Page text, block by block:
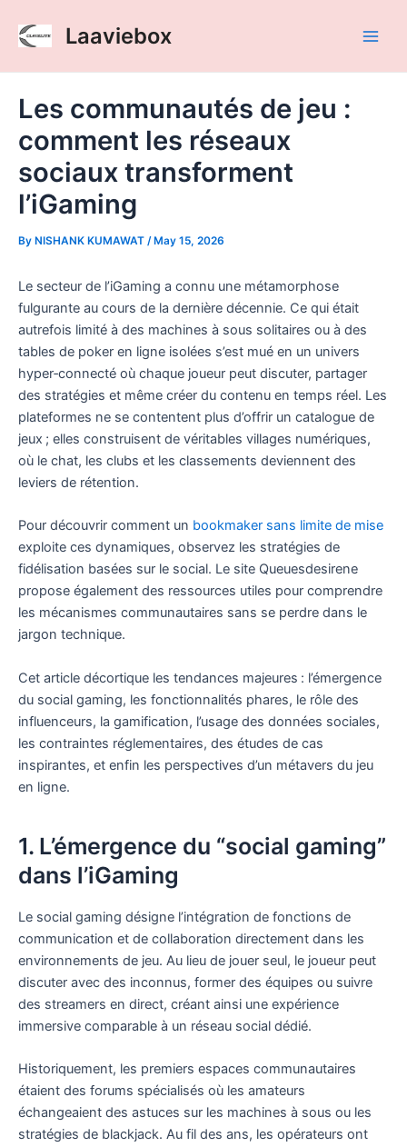
Laaviebox
Les communautés de jeu :
comment les réseaux
sociaux transforment
l’iGaming
By NISHANK KUMAWAT /May 15, 2026
Le secteur de l’iGaming a connu une métamorphose
fulgurante au cours de la dernière décennie. Ce qui était
autrefois limité à des machines à sous solitaires ou à des
tables de poker en ligne isolées s’est mué en un univers
hyper‑connecté où chaque joueur peut discuter, partager
des stratégies et même créer du contenu en temps réel. Les
plateformes ne se contentent plus d’offrir un catalogue de
jeux ; elles construisent de véritables villages numériques,
où le chat, les clubs et les classements deviennent des
leviers de rétention.
Pour découvrir comment un bookmaker sans limite de mise
exploite ces dynamiques, observez les stratégies de
fidélisation basées sur le social. Le site Queuesdesirene
propose également des ressources utiles pour comprendre
les mécanismes communautaires sans se perdre dans le
jargon technique.
Cet article décortique les tendances majeures : l’émergence
du social gaming, les fonctionnalités phares, le rôle des
influenceurs, la gamification, l’usage des données sociales,
les contraintes réglementaires, des études de cas
inspirantes, et enfin les perspectives d’un métavers du jeu
en ligne.
1. L’émergence du “social gaming”
dans l’iGaming
Le social gaming désigne l’intégration de fonctions de
communication et de collaboration directement dans les
environnements de jeu. Au lieu de jouer seul, le joueur peut
discuter avec des inconnus, former des équipes ou suivre
des streamers en direct, créant ainsi une expérience
immersive comparable à un réseau social dédié.
Historiquement, les premiers espaces communautaires
étaient des forums spécialisés où les amateurs
échangeaient des astuces sur les machines à sous ou les
stratégies de blackjack. Au fil des ans, les opérateurs ont
navigation